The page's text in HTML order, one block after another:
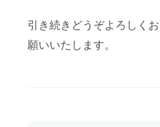
引き続きどうぞよろしくお
願いいたします。